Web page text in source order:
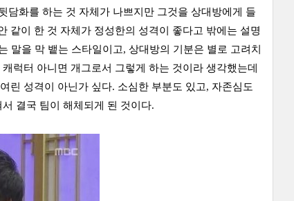
담화를 하는 것 자체가 나쁘지만 그것을 상대방에게 들
같이 한 것 자체가 정성한의 성격이 좋다고 밖에는 설명
말을 막 뱉는 스타일이고, 상대방의 기분은 별로 고려치
럭터 아니면 개그로서 그렇게 하는 것이라 생각했는데
린 성격이 아닌가 싶다. 소심한 부분도 있고, 자존심도
결국 팀이 해체되게 된 것이다.